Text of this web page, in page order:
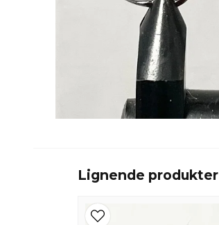
Lignende produkter